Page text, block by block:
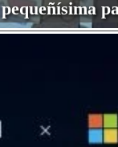
pequeñísima